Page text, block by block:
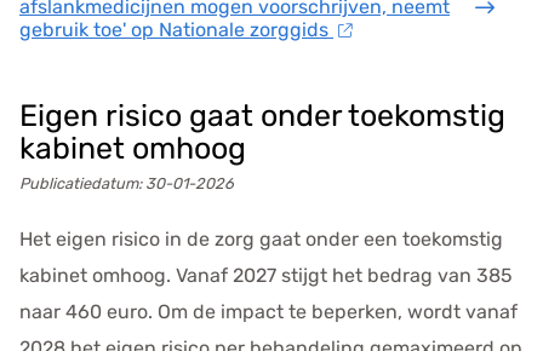
afslankmedicijnen mogen voorschrijven, neemt
gebruik toe' op Nationale zorggids
Eigen risico gaat onder toekomstig
kabinet omhoog
Publicatiedatum: 30-01-2026
Het eigen risico in de zorg gaat onder een toekomstig
kabinet omhoog. Vanaf 2027 stijgt het bedrag van 385
naar 460 euro. Om de impact te beperken, wordt vanaf